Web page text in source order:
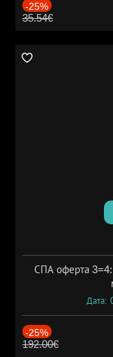
-25%
35.54€
СПА оферта 3=4:
Дата:
-25%
192.00€